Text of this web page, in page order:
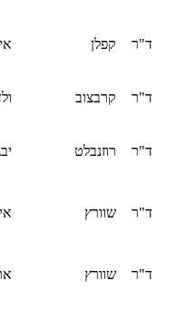
ד"ר קפלן
ד"ר קרבצוב
ד"ר רוזנבלט
ד"ר שוורץ
ד"ר שוורץ